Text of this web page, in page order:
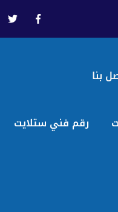
بنا
رقم فني ستلايت